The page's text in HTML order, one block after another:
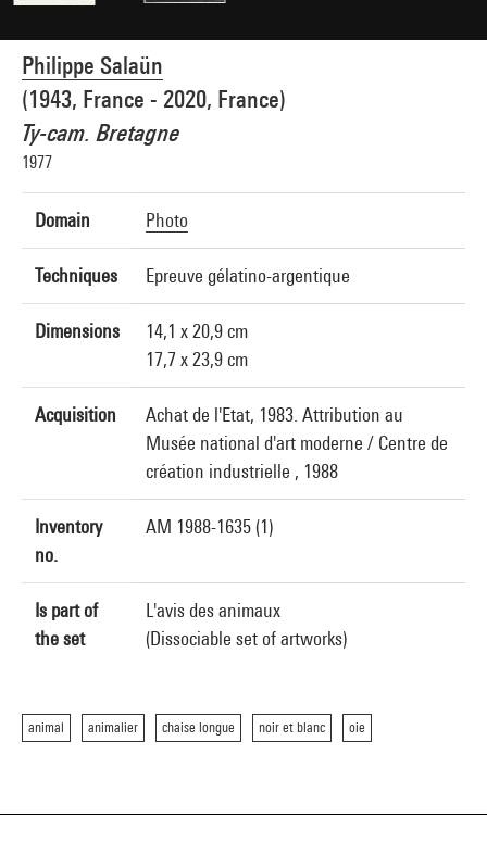
Philippe Salaün
(1943, France - 2020, France)
Ty-cam. Bretagne
1977
Domain Photo
Techniques Epreuve gélatino-argentique
Dimensions
14,1 x 20,9 cm
17,7 x 23,9 cm
Acquisition
Achat de l'Etat, 1983. Attribution au
Musée national d'art moderne / Centre de
création industrielle , 1988
Inventory
no.
AM 1988-1635 (1)
Is part of
the set
L'avis des animaux
(Dissociable set of artworks)
animal animalier chaise longue noir et blanc oie